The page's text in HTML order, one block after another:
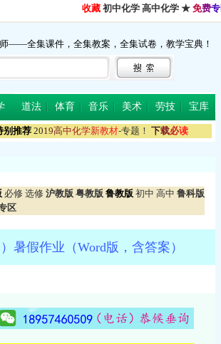
收藏 初中化学 高中化学 ★ 免费专
——全集课件，全集教案，全集试卷，教学宝典！
道法 体育 音乐 美术 劳技 宝库
别推荐 2019高中化学新教材-专题！ 下载必读
必修 选修 沪教版 粤教版 鲁教版 初中 高中 鲁科版
区
暑假作业（Word版，含答案）